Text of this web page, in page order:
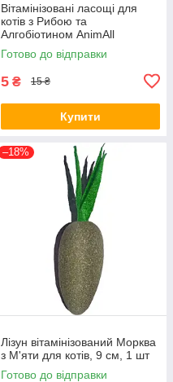
Вітамінізовані ласощі для
котів з Рибою та
Алгобіотином AnimAll
TastyVit, 12 шт, 1 пакет
Готово до відправки
5 ₴ 15 ₴
Купити
–18%
Лізун вітамінізований Морква
з М'яти для котів, 9 см, 1 шт
Готово до відправки